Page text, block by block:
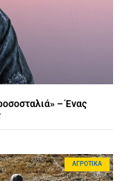
– Ένας
ΑΓΡΟΤΙΚΆ